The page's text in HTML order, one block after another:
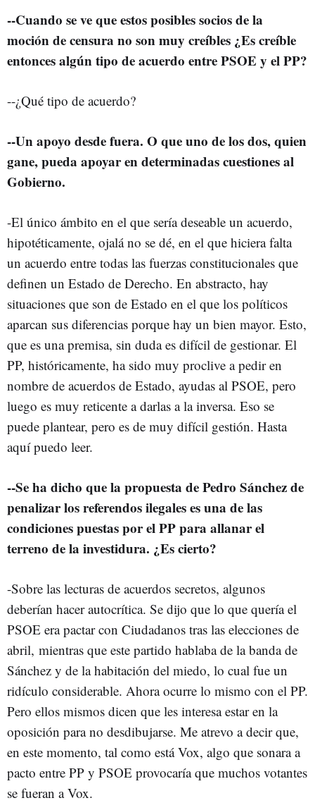
--Cuando se ve que estos posibles socios de la
moción de censura no son muy creíbles ¿Es creíble
entonces algún tipo de acuerdo entre PSOE y el PP?
--¿Qué tipo de acuerdo?
--Un apoyo desde fuera. O que uno de los dos, quien
gane, pueda apoyar en determinadas cuestiones al
Gobierno.
-El único ámbito en el que sería deseable un acuerdo,
hipotéticamente, ojalá no se dé, en el que hiciera falta
un acuerdo entre todas las fuerzas constitucionales que
definen un Estado de Derecho. En abstracto, hay
situaciones que son de Estado en el que los políticos
aparcan sus diferencias porque hay un bien mayor. Esto,
que es una premisa, sin duda es difícil de gestionar. El
PP, históricamente, ha sido muy proclive a pedir en
nombre de acuerdos de Estado, ayudas al PSOE, pero
luego es muy reticente a darlas a la inversa. Eso se
puede plantear, pero es de muy difícil gestión. Hasta
aquí puedo leer.
--Se ha dicho que la propuesta de Pedro Sánchez de
penalizar los referendos ilegales es una de las
condiciones puestas por el PP para allanar el
terreno de la investidura. ¿Es cierto?
-Sobre las lecturas de acuerdos secretos, algunos
deberían hacer autocrítica. Se dijo que lo que quería el
PSOE era pactar con Ciudadanos tras las elecciones de
abril, mientras que este partido hablaba de la banda de
Sánchez y de la habitación del miedo, lo cual fue un
ridículo considerable. Ahora ocurre lo mismo con el PP.
Pero ellos mismos dicen que les interesa estar en la
oposición para no desdibujarse. Me atrevo a decir que,
en este momento, tal como está Vox, algo que sonara a
pacto entre PP y PSOE provocaría que muchos votantes
se fueran a Vox.